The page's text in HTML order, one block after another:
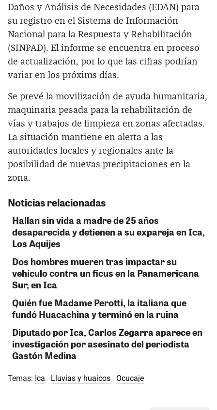
Daños y Análisis de Necesidades (EDAN) para
su registro en el Sistema de Información
Nacional para la Respuesta y Rehabilitación
(SINPAD). El informe se encuentra en proceso
de actualización, por lo que las cifras podrían
variar en los próxims días.
Se prevé la movilización de ayuda humanitaria,
maquinaria pesada para la rehabilitación de
vías y trabajos de limpieza en zonas afectadas.
La situación mantiene en alerta a las
autoridades locales y regionales ante la
posibilidad de nuevas precipitaciones en la
zona.
Noticias relacionadas
Hallan sin vida a madre de 25 años
desaparecida y detienen a su expareja en Ica,
Los Aquijes
Dos hombres mueren tras impactar su
vehículo contra un ficus en la Panamericana
Sur, en Ica
Quién fue Madame Perotti, la italiana que
fundó Huacachina y terminó en la ruina
Diputado por Ica, Carlos Zegarra aparece en
investigación por asesinato del periodista
Gastón Medina
Temas: Ica Lluvias y huaicos Ocucaje